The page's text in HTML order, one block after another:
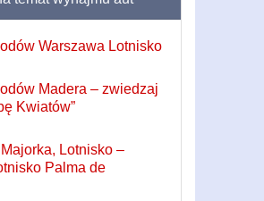
Warszawa Lotnisko
Madera – zwiedzaj
Kwiatów”
Lotnisko –
Palma de